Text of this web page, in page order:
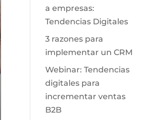
a empresas:
Tendencias Digitales
3 razones para
implementar un CRM
Webinar: Tendencias
digitales para
incrementar ventas
B2B